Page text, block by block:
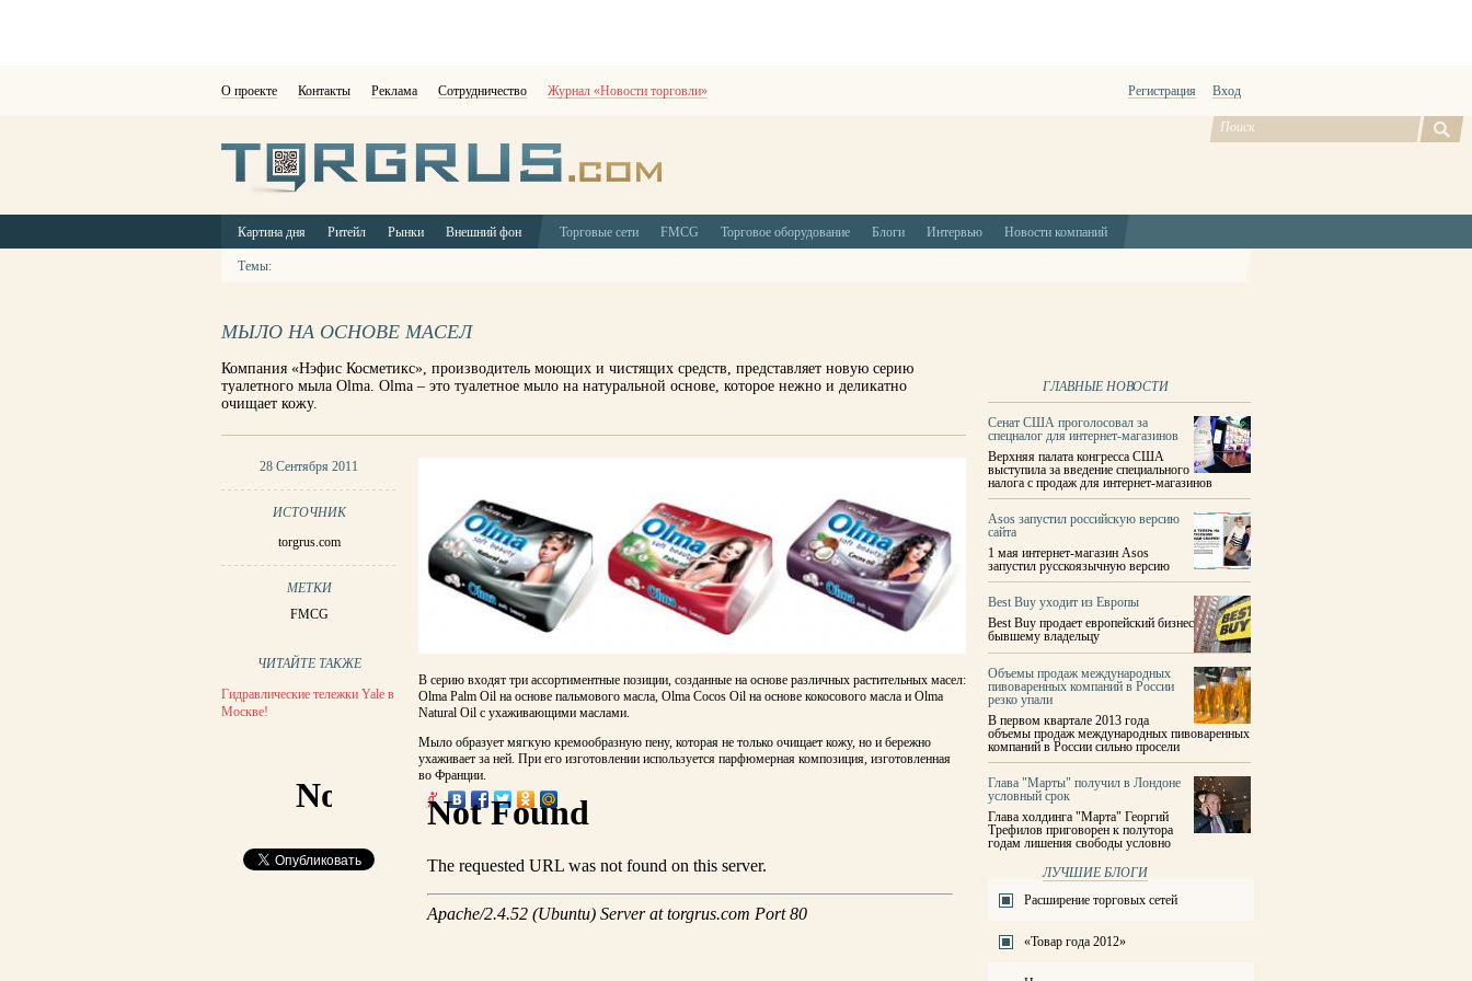
О проекте Контакты Реклама Сотрудничество Журнал «Новости торговли» Регистрация Вход
Картина дня Ритейл Рынки Внешний фон Торговые сети FMCG Торговое оборудование Блоги Интервью Новости компаний
Темы:
МЫЛО НА ОСНОВЕ МАСЕЛ
Компания «Нэфис Косметикс», производитель моющих и чистящих средств, представляет новую серию
туалетного мыла Olma. Olma – это туалетное мыло на натуральной основе, которое нежно и деликатно
очищает кожу.
28 Сентября 2011
ИСТОЧНИК
torgrus.com
МЕТКИ
FMCG
ЧИТАЙТЕ ТАКЖЕ
Гидравлические тележки Yale в
Москве!
В серию входят три ассортиментные позиции, созданные на основе различных растительных масел:
Olma Palm Oil на основе пальмового масла, Olma Cocos Oil на основе кокосового масла и Olma
Natural Oil с ухаживающими маслами.
Мыло образует мягкую кремообразную пену, которая не только очищает кожу, но и бережно
ухаживает за ней. При его изготовлении используется парфюмерная композиция, изготовленная
во Франции.
ГЛАВНЫЕ НОВОСТИ
Сенат США проголосовал за
спецналог для интернет-магазинов
Верхняя палата конгресса США
выступила за введение специального
налога с продаж для интернет-магазинов
Asos запустил российскую версию
сайта
1 мая интернет-магазин Asos
запустил русскоязычную версию
Best Buy уходит из Европы
Best Buy продает европейский бизнес
бывшему владельцу
Объемы продаж международных
пивоваренных компаний в России
резко упали
В первом квартале 2013 года
объемы продаж международных пивоваренных
компаний в России сильно просели
Глава "Марты" получил в Лондоне
условный срок
Глава холдинга "Марта" Георгий
Трефилов приговорен к полутора
годам лишения свободы условно
ЛУЧШИЕ БЛОГИ
Расширение торговых сетей
«Товар года 2012»